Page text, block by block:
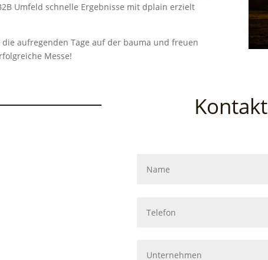
Umfeld schnelle Ergebnisse mit dplain erzielt
aufregenden Tage auf der bauma und freuen
Messe!
Kontakt